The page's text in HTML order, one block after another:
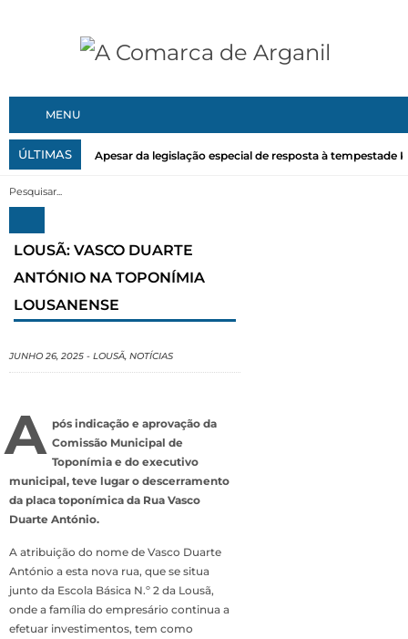
MENU
ÚLTIMAS Apesar da legislação especial de resposta à tempestade
LOUSÃ: VASCO DUARTE
ANTÓNIO NA TOPONÍMIA
LOUSANENSE
JUNHO 26, 2025 - LOUSÃ, NOTÍCIAS
A pós indicação e aprovação da
Comissão Municipal de
Toponímia e do executivo
municipal, teve lugar o descerramento
da placa toponímica da Rua Vasco
Duarte António.
A atribuição do nome de Vasco Duarte
António a esta nova rua, que se situa
junto da Escola Básica N.º 2 da Lousã,
onde a família do empresário continua a
efetuar investimentos, tem como